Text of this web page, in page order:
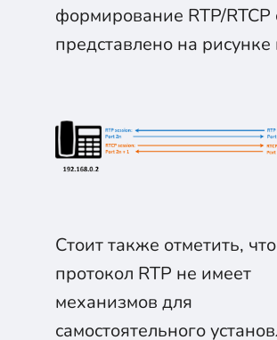
формирование RTP/RTCP
представлено на
Стоит также отметить,
протокол RTP не имеет
механизмов для
самостоятельного